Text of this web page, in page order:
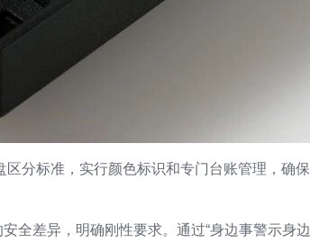
标准，实行颜色标识和专门台账管理，确
差异，明确刚性要求。通过“身边事警示身